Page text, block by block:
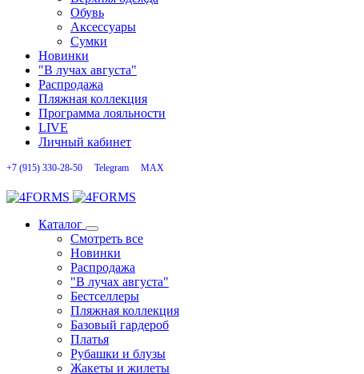
Обувь
Аксессуары
Сумки
Новинки
"В лучах августа"
Распродажа
Пляжная коллекция
Программа лояльности
LIVE
Личный кабинет
+7 (915) 330-28-50 Telegram MAX
Каталог
Смотреть все
Новинки
Распродажа
"В лучах августа"
Бестселлеры
Пляжная коллекция
Базовый гардероб
Платья
Рубашки и блузы
Жакеты и жилеты